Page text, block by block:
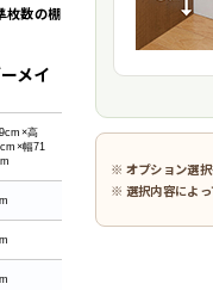
枚数の棚
メイ
高
幅71
※ オプション選択
※ 選択内容によっ